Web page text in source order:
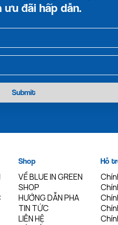
đãi hấp dẫn.
Submit
Shop
VỀ BLUE IN GREEN
SHOP
HƯỚNG DẪN PHA
TIN TỨC
LIÊN HỆ
Hỗ